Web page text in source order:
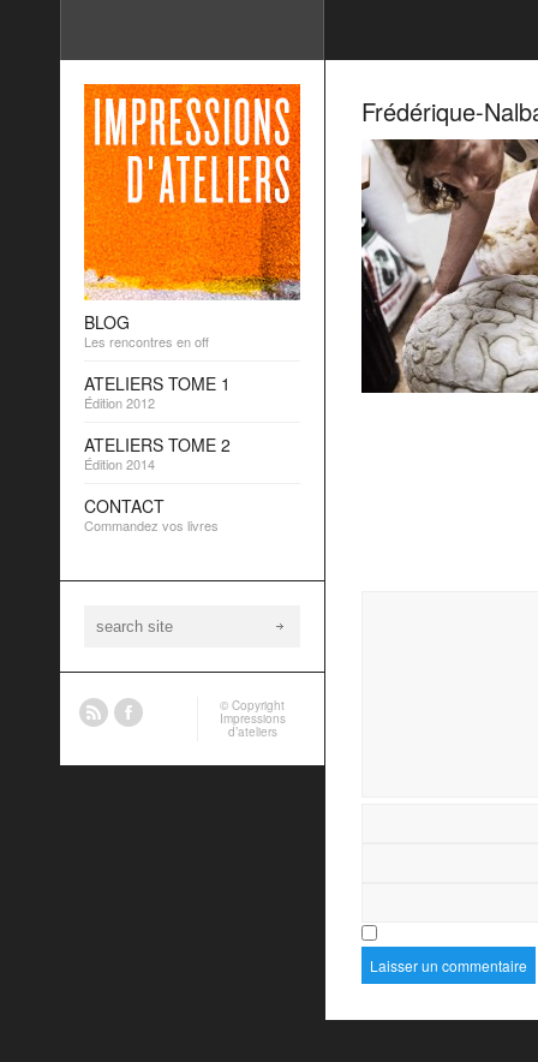
Frédérique-
BLOG
Les rencontres en off
ATELIERS TOME 1
Édition 2012
ATELIERS TOME 2
Édition 2014
CONTACT
Commandez vos livres
© Copyright
Impressions
d’ateliers